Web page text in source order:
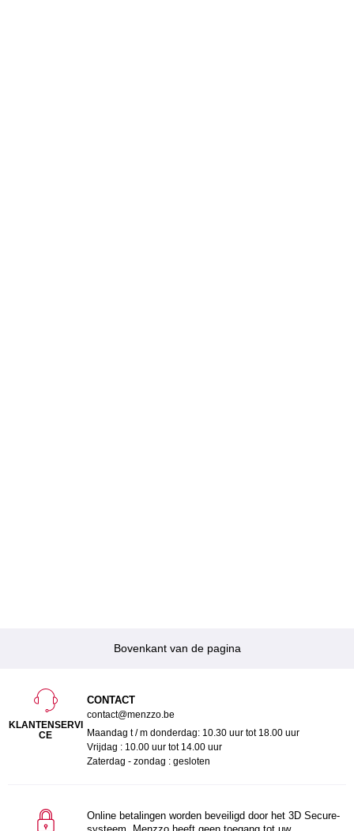
Bovenkant van de pagina
KLANTENSERVI
CE
CONTACT
contact@menzzo.be
Maandag t / m donderdag: 10.30 uur tot 18.00 uur
Vrijdag : 10.00 uur tot 14.00 uur
Zaterdag - zondag : gesloten
Online betalingen worden beveiligd door het 3D Secure-